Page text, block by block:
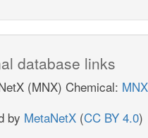
database links
(MNX) Chemical:
by MetaNetX (CC BY 4.0)